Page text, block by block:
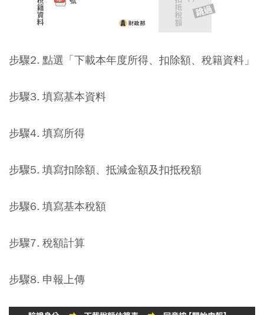
步驟2. 點選「下載本年度所得、扣除額、稅籍資料」
步驟3. 填寫基本資料
步驟4. 填寫所得
步驟5. 填寫扣除額、抵減金額及扣抵稅額
步驟6. 填寫基本稅額
步驟7. 稅額計算
步驟8. 申報上傳